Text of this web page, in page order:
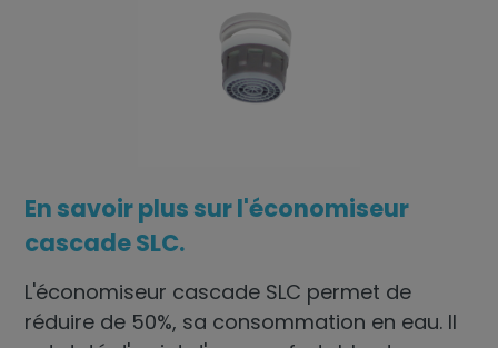
En savoir plus sur l'économiseur
cascade SLC.
L'économiseur cascade SLC permet de
réduire de 50%, sa consommation en eau. Il